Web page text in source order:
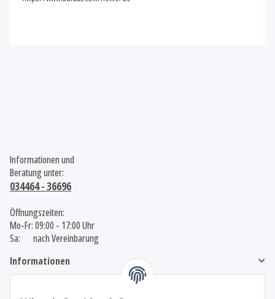
Informationen und
Beratung unter:
034464 - 36696
Öffnungszeiten:
Mo-Fr: 09:00 - 17:00 Uhr
Sa: nach Vereinbarung
Informationen